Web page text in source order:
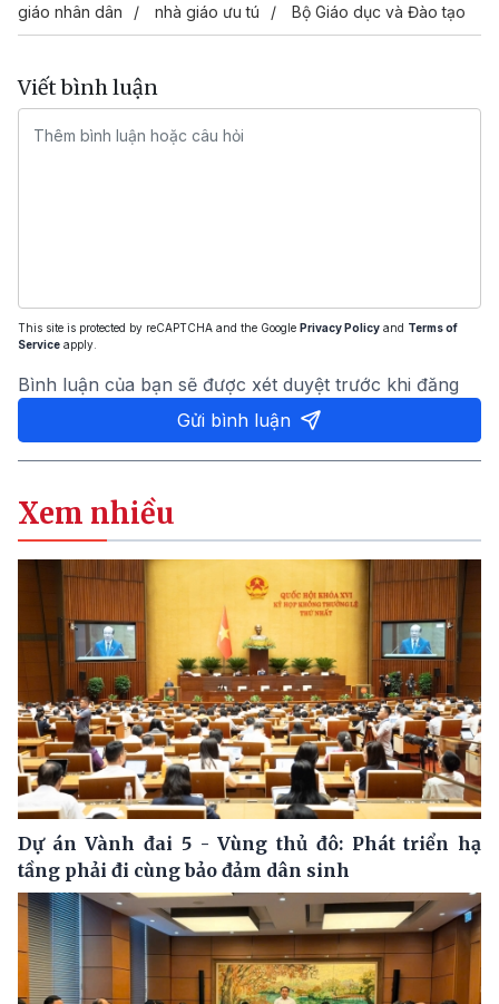
giáo nhân dân
nhà giáo ưu tú Bộ Giáo dục và Đào tạo
Viết bình luận
This site is protected by reCAPTCHA and the Google Privacy Policy and Terms of
Service apply.
Bình luận của bạn sẽ được xét duyệt trước khi đăng
Gửi bình luận
Xem nhiều
Dự án Vành đai 5 - Vùng thủ đô: Phát triển hạ
tầng phải đi cùng bảo đảm dân sinh